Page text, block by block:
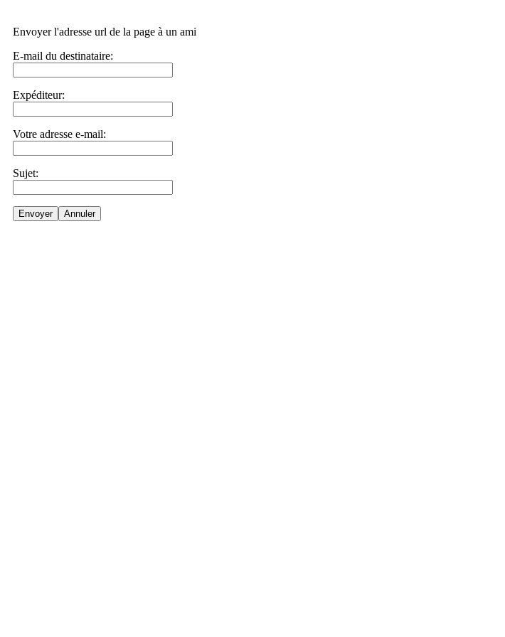
Envoyer l'adresse url de la page à un ami
E-mail du destinataire:
Expéditeur:
Votre adresse e-mail:
Sujet:
Envoyer Annuler